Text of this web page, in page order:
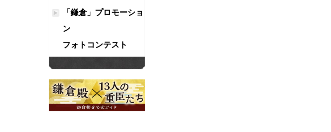
「鎌倉」プロモーショ
ン
フォトコンテスト